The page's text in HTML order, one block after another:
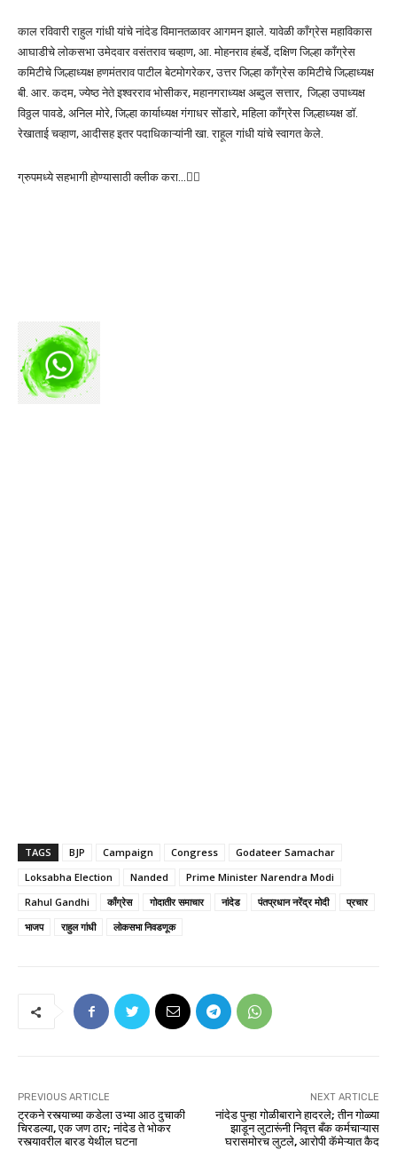
काल रविवारी राहुल गांधी यांचे नांदेड विमानतळावर आगमन झाले. यावेळी काँग्रेस महाविकास
आघाडीचे लोकसभा उमेदवार वसंतराव चव्हाण, आ. मोहनराव हंबर्डे, दक्षिण जिल्हा काँग्रेस
कमिटीचे जिल्हाध्यक्ष हणमंतराव पाटील बेटमोगरेकर, उत्तर जिल्हा काँग्रेस कमिटीचे जिल्हाध्यक्ष
बी. आर. कदम, ज्येष्ठ नेते इश्वरराव भोसीकर, महानगराध्यक्ष अब्दुल सत्तार, जिल्हा उपाध्यक्ष
विठ्ठल पावडे, अनिल मोरे, जिल्हा कार्याध्यक्ष गंगाधर सोंडारे, महिला काँग्रेस जिल्हाध्यक्ष डॉ.
रेखाताई चव्हाण, आदीसह इतर पदाधिकाऱ्यांनी खा. राहूल गांधी यांचे स्वागत केले.
ग्रुपमध्ये सहभागी होण्यासाठी क्लीक करा…👆🏻
TAGS BJP Campaign Congress
Godateer Samachar
Loksabha Election
Nanded
Prime Minister Narendra Modi
Rahul Gandhi
काँग्रेस गोदातीर समाचार नांदेड पंतप्रधान नरेंद्र मोदी
प्रचार
भाजप
राहुल गांधी लोकसभा निवडणूक
PREVIOUS ARTICLE
ट्रकने रस्त्याच्या कडेला उभ्या आठ दुचाकी
चिरडल्या, एक जण ठार; नांदेड ते भोकर
रस्त्यावरील बारड येथील घटना
NEXT ARTICLE
नांदेड पुन्हा गोळीबाराने हादरले; तीन गोळ्या
झाडून लुटारूंनी निवृत्त बँक कर्मचाऱ्यास
घरासमोरच लुटले, आरोपी कॅमेऱ्यात कैद